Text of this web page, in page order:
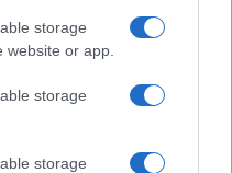
storage
website or app.
storage
storage
i costi energetici